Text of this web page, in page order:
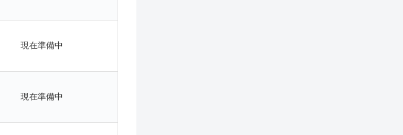
現在準備中
現在準備中